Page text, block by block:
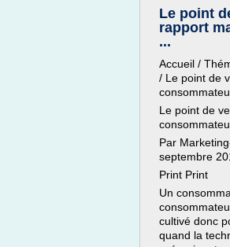
Le point
rapport
...
Accueil /
/ Le point de
Le point de
Par
septembre
Print Print
Un
cultivé donc
quand la